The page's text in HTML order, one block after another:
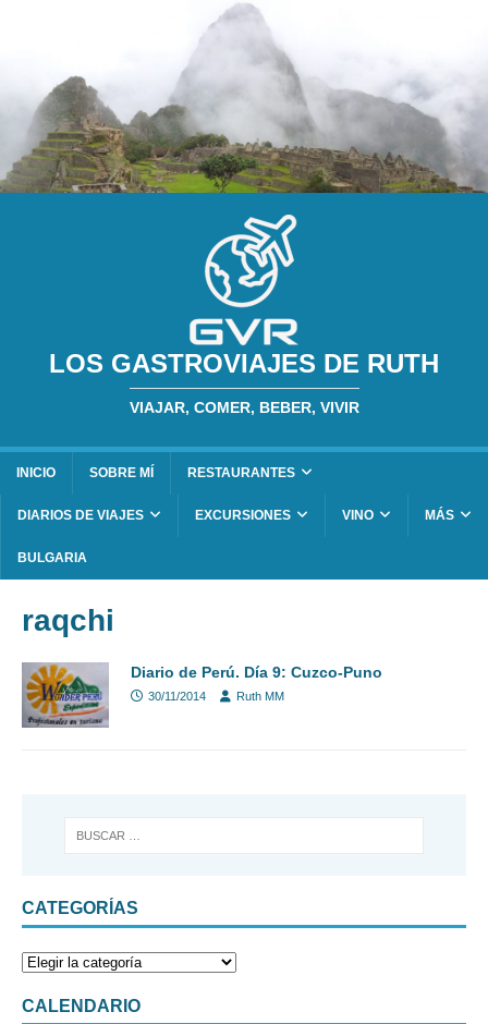
LOS GASTROVIAJES DE RUTH
VIAJAR, COMER, BEBER, VIVIR
INICIO SOBRE MÍ RESTAURANTES
DIARIOS DE VIAJES EXCURSIONES VINO MÁS
BULGARIA
raqchi
Diario de Perú. Día 9: Cuzco-Puno
30/11/2014 Ruth MM
CATEGORÍAS
CALENDARIO